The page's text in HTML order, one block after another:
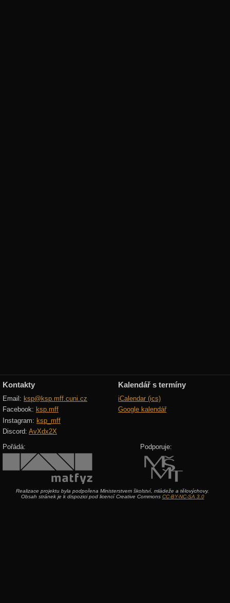
Kontakty
Email: ksp@ksp.mff.cuni.cz
Facebook: ksp.mff
Instagram: ksp_mff
Discord: AvXdx2X
Kalendář s termíny
iCalendar (ics)
Google kalendář
Pořádá: Podporuje:
Realizace projektu byla podpořena Ministerstvem školství, mládeže a tělovýchovy.
Obsah stránek je k dispozici pod licencí Creative Commons CC-BY-NC-SA 3.0